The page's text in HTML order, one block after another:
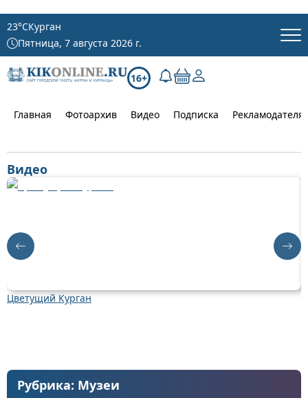
23°CКурган
Пятница, 7 августа 2026 г.
16+
Главная Фотоархив Видео Подписка
Видео
Цветущий Курган
Рубрика: Музеи